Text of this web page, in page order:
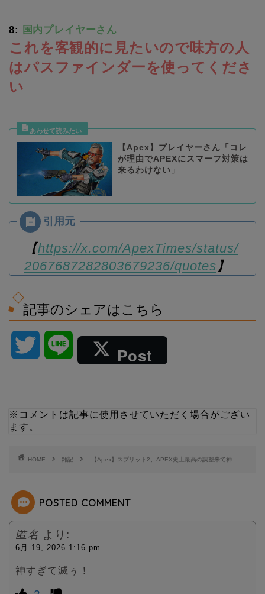
8: 国内プレイヤーさん
これを客観的に見たいので味方の人
はパスファインダーを使ってくださ
い
【Apex】プレイヤーさん「コレ
が理由でAPEXにスマーフ対策は
来るわけない」
【https://x.com/ApexTimes/status/
2067687282803679236/quotes 】
記事のシェアはこちら
t
Post
※コメントは記事に使用させていただく場合がござい
ます。
HOME 雑記 【Apex】スプリット2、APEX史上最高の調整来て神
POSTED COMMENT
匿名 より:
6月 19, 2026 1:16 pm
神すぎて滅ぅ！